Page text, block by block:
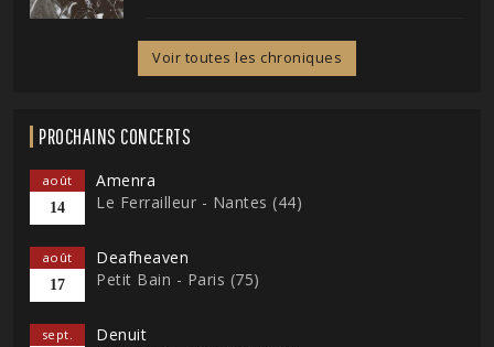
Voir toutes les chroniques
PROCHAINS CONCERTS
août
14
Amenra
Le Ferrailleur - Nantes (44)
août
17
Deafheaven
Petit Bain - Paris (75)
sept.
Denuit